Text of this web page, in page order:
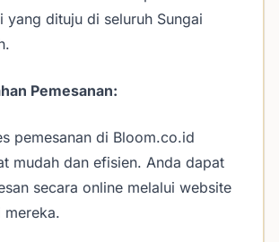
yang dituju di seluruh Sungai
Pemesanan:
pemesanan di Bloom.co.id
mudah dan efisien. Anda dapat
secara online melalui website
mereka.